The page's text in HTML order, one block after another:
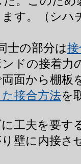
す。（シハ
士の部分は
ドの接着力
面から棚板
接合方法を
工夫を要す
壁に内接さ